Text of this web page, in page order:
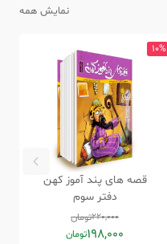
نمایش همه
10%
قصه های پند آموز کهن
دفتر سوم
220,000تومان
198,000تومان